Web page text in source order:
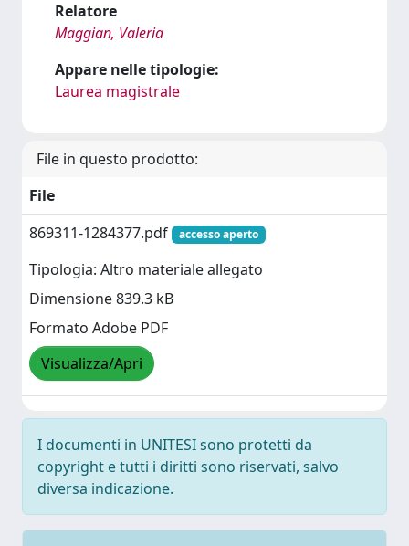
Relatore
Maggian, Valeria
Appare nelle tipologie:
Laurea magistrale
File in questo prodotto:
File
869311-1284377.pdf
accesso aperto
Tipologia: Altro materiale allegato
Dimensione 839.3 kB
Formato Adobe PDF
Visualizza/Apri
I documenti in UNITESI sono protetti da
copyright e tutti i diritti sono riservati, salvo
diversa indicazione.